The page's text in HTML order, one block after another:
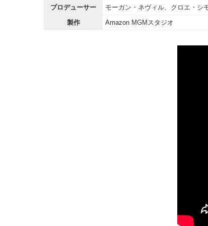
プロデューサー
モーガン・ネヴィル、クロエ・シ
製作
Amazon MGMスタジオ